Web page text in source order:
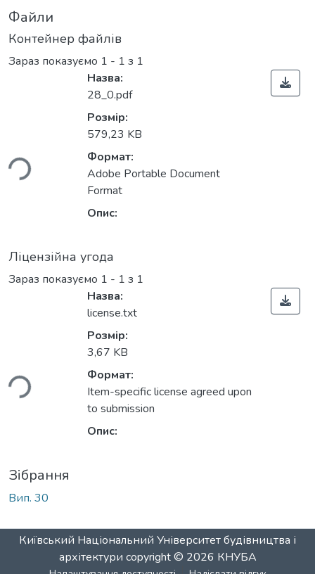
Файли
Контейнер файлів
Зараз показуємо 1 - 1 з 1
Назва:
28_0.pdf
Розмір:
579,23 KB
Формат:
Adobe Portable Document
Format
Опис:
Ліцензійна угода
Зараз показуємо 1 - 1 з 1
Назва:
license.txt
Розмір:
3,67 KB
Формат:
Item-specific license agreed upon
to submission
Опис:
Зібрання
Вип. 30
Київський Національний Університет будівництва і
архітектури copyright © 2026 КНУБА